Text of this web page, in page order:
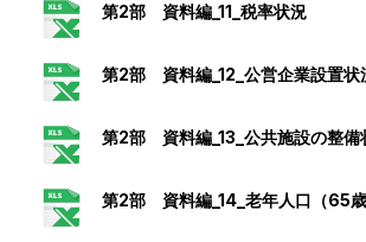
第2部 資料編_11_税率状況
第2部 資料編_12_公営企業設置状
第2部 資料編_13_公共施設の整備
第2部 資料編_14_老年人口（65歳